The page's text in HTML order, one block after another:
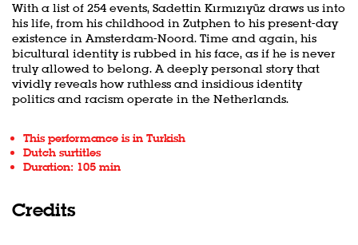
With a list of 254 events, Sadettin Kırmızıyüz draws us into
his life, from his childhood in Zutphen to his present-day
existence in Amsterdam-Noord. Time and again, his
bicultural identity is rubbed in his face, as if he is never
truly allowed to belong. A deeply personal story that
vividly reveals how ruthless and insidious identity
politics and racism operate in the Netherlands.
This performance is in Turkish
Dutch surtitles
Duration: 105 min
Credits